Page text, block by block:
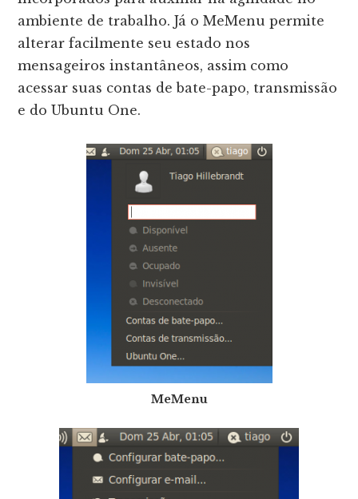
ambiente de trabalho. Já o MeMenu permite
alterar facilmente seu estado nos
mensageiros instantâneos, assim como
acessar suas contas de bate-papo, transmissão
e do Ubuntu One.
MeMenu